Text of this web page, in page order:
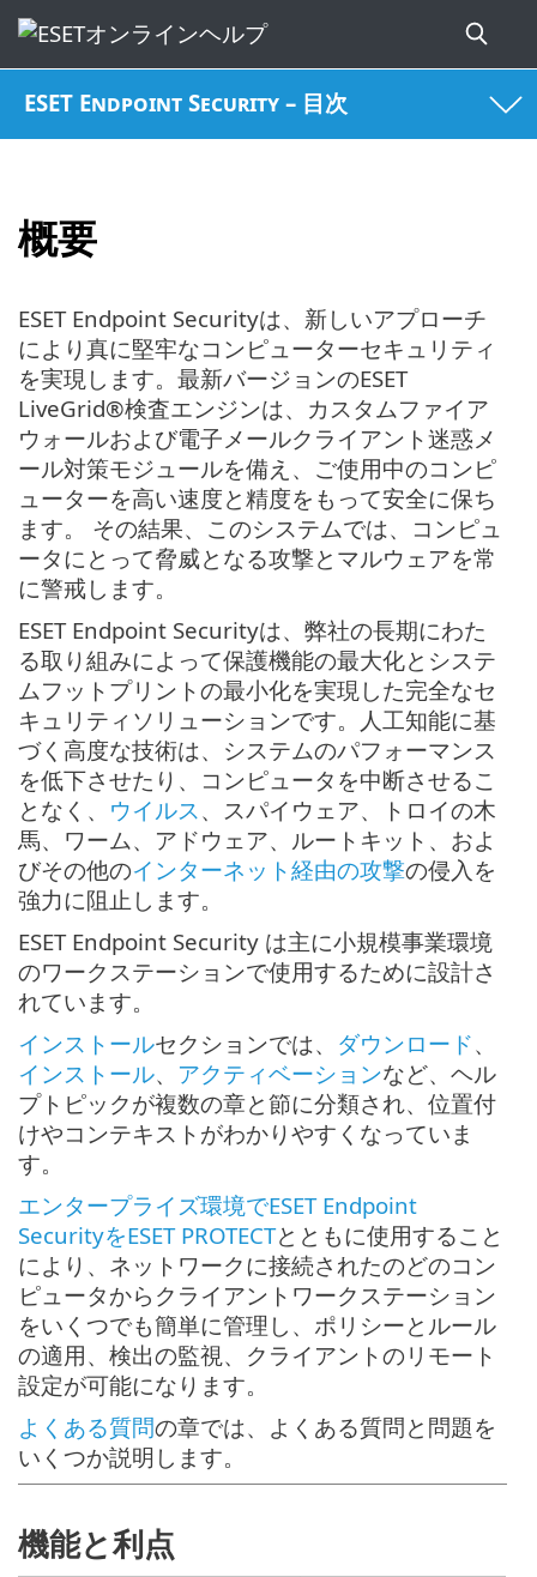
ESET Endpoint Security – 目次
概要
ESET Endpoint Securityは、新しいアプローチ
により真に堅牢なコンピューターセキュリティ
を実現します。最新バージョンのESET
LiveGrid®検査エンジンは、カスタムファイア
ウォールおよび電子メールクライアント迷惑メ
ール対策モジュールを備え、ご使用中のコンピ
ューターを高い速度と精度をもって安全に保ち
ます。 その結果、このシステムでは、コンピュ
ータにとって脅威となる攻撃とマルウェアを常
に警戒します。
ESET Endpoint Securityは、弊社の長期にわた
る取り組みによって保護機能の最大化とシステ
ムフットプリントの最小化を実現した完全なセ
キュリティソリューションです。人工知能に基
づく高度な技術は、システムのパフォーマンス
を低下させたり、コンピュータを中断させるこ
となく、 ウイルス、スパイウェア、トロイの木
馬、ワーム、アドウェア、ルートキット、およ
びその他のインターネット経由の攻撃の侵入を
強力に阻止します。
ESET Endpoint Security は主に小規模事業環境
のワークステーションで使用するために設計さ
れています。
インストールセクションでは、 ダウンロード、
インストール、 アクティベーションなど、ヘル
プトピックが複数の章と節に分類され、位置付
けやコンテキストがわかりやすくなっていま
す。
エンタープライズ環境でESET Endpoint
SecurityをESET PROTECTとともに使用すること
により、ネットワークに接続されたのどのコン
ピュータからクライアントワークステーション
をいくつでも簡単に管理し、ポリシーとルール
の適用、検出の監視、クライアントのリモート
設定が可能になります。
よくある質問の章では、よくある質問と問題を
いくつか説明します。
機能と利点